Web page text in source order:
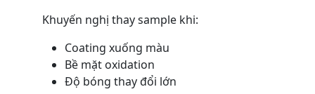
Khuyến nghị thay sample khi:
Coating xuống màu
Bề mặt oxidation
Độ bóng thay đổi lớn